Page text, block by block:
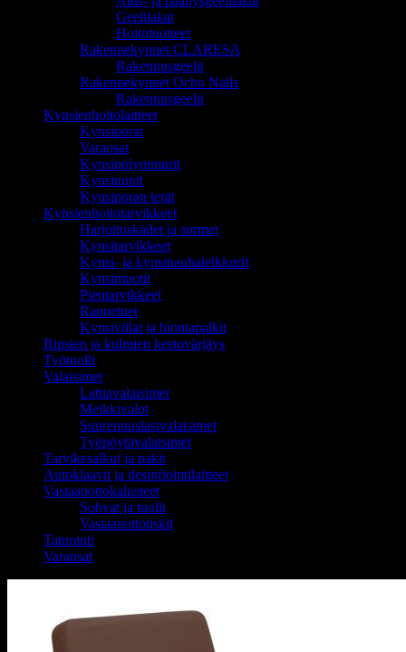
Geelilakat
Hoitotuotteet
Rakennekynnet CLARESA
Rakennusgeelit
Rakennekynnet Ocho Nails
Rakennusgeelit
Kynsienhoitolaitteet
Kynsiporat
Varaosat
Kynsipölynimurit
Kynsiuunit
Kynsiporan terät
Kynsienhoitotarvikkeet
Harjoituskädet ja sormet
Kynsitarvikkeet
Kynsi- ja kynsinauhaleikkurit
Kynsimuotit
Pientarvikkeet
Rannetuet
Kynsiviilat ja hiontapalkit
Ripsien ja kulmien kestovärjäys
Työtuolit
Valaisimet
Lattiavalaisimet
Meikkivalot
Suurennuslasivalaisimet
Työpöytävalaisimet
Tarvikesalkut ja pakit
Autoklaavit ja desinfiointilaitteet
Vastaanottokalusteet
Sohvat ja tuolit
Vastaanottotiskit
Tatuointi
Varaosat